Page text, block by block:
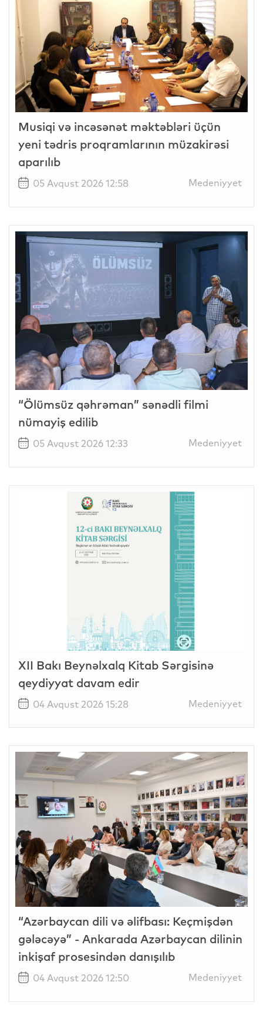
Musiqi və incəsənət məktəbləri üçün
yeni tədris proqramlarının müzakirəsi
aparılıb
05 Avqust 2026 12:58 Medeniyyet
“Ölümsüz qəhrəman” sənədli filmi
nümayiş edilib
05 Avqust 2026 12:33 Medeniyyet
XII Bakı Beynəlxalq Kitab Sərgisinə
qeydiyyat davam edir
04 Avqust 2026 15:28 Medeniyyet
“Azərbaycan dili və əlifbası: Keçmişdən
gələcəyə” - Ankarada Azərbaycan dilinin
inkişaf prosesindən danışılıb
04 Avqust 2026 12:50 Medeniyyet